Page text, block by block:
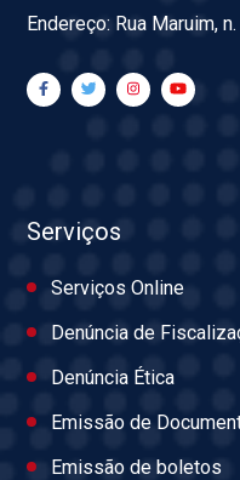
Endereço: Rua Maruim,
Serviços
Serviços Online
Denúncia de
Denúncia Ética
Emissão de
Emissão de boletos